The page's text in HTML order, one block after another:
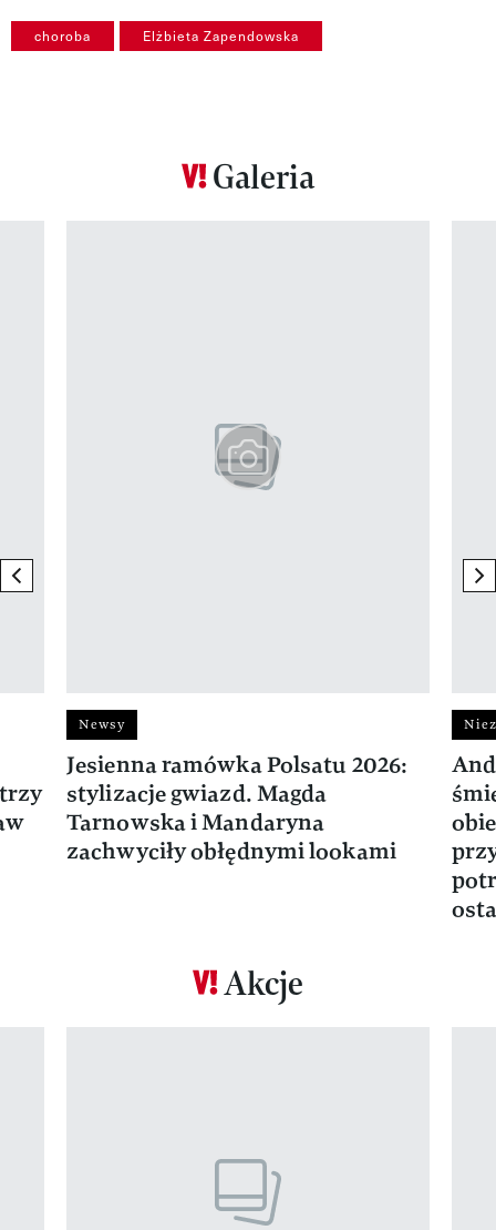
choroba Elżbieta Zapendowska
Galeria
previous element
Newsy
Jesienna ramówka Polsatu 2026:
stylizacje gwiazd. Magda
Tarnowska i Mandaryna
zachwyciły obłędnymi lookami
Akcje